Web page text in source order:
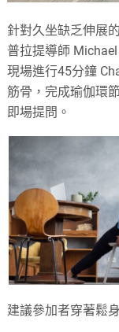
針對久坐缺乏伸展
普拉提導師
現場進行45分鐘
筋骨，完成瑜伽環
即場提問 。
建議參加者穿著鬆